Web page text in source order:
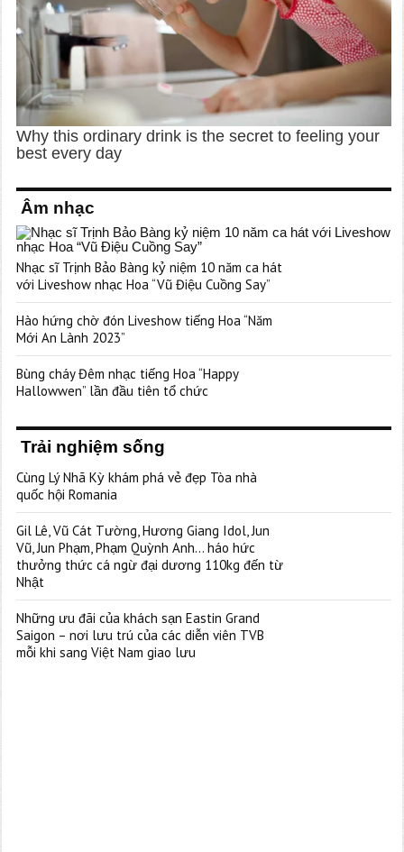
Âm nhạc
Nhạc sĩ Trịnh Bảo Bàng kỷ niệm 10 năm ca hát
với Liveshow nhạc Hoa “Vũ Điệu Cuồng Say”
Hào hứng chờ đón Liveshow tiếng Hoa “Năm
Mới An Lành 2023”
Bùng cháy Đêm nhạc tiếng Hoa “Happy
Hallowwen” lần đầu tiên tổ chức
Trải nghiệm sống
Cùng Lý Nhã Kỳ khám phá vẻ đẹp Tòa nhà
quốc hội Romania
Gil Lê, Vũ Cát Tường, Hương Giang Idol, Jun
Vũ, Jun Phạm, Phạm Quỳnh Anh… háo hức
thưởng thức cá ngừ đại dương 110kg đến từ
Nhật
Những ưu đãi của khách sạn Eastin Grand
Saigon – nơi lưu trú của các diễn viên TVB
mỗi khi sang Việt Nam giao lưu